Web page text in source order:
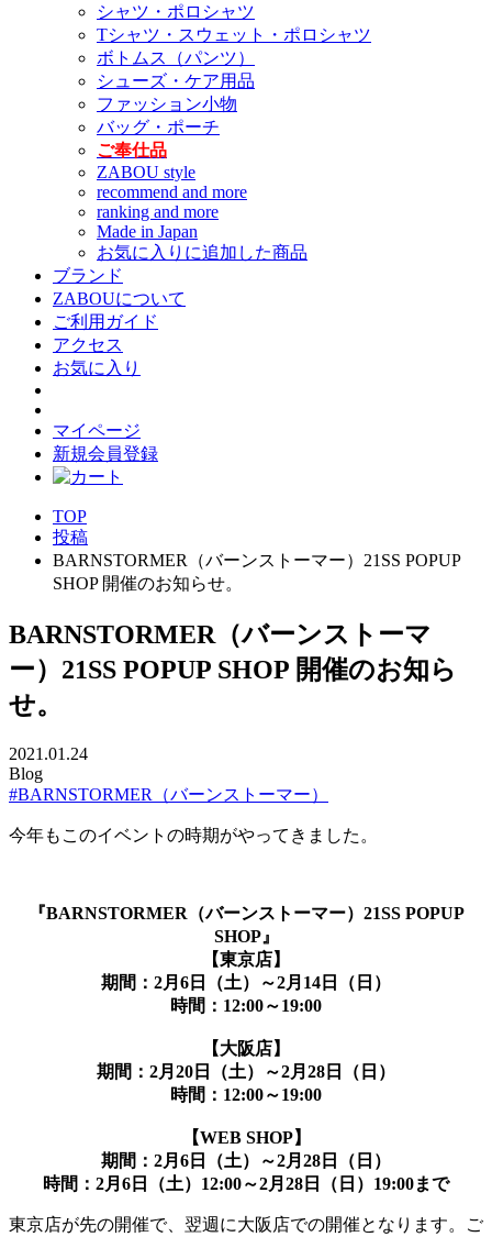
シャツ・ポロシャツ
Tシャツ・スウェット・ポロシャツ
ボトムス（パンツ）
シューズ・ケア用品
ファッション小物
バッグ・ポーチ
ご奉仕品
ZABOU style
recommend and more
ranking and more
Made in Japan
お気に入りに追加した商品
ブランド
ZABOUについて
ご利用ガイド
アクセス
お気に入り
マイページ
新規会員登録
TOP
投稿
BARNSTORMER（バーンストーマー）21SS POPUP
SHOP 開催のお知らせ。
BARNSTORMER（バーンストーマ
ー）21SS POPUP SHOP 開催のお知ら
せ。
2021.01.24
Blog
#BARNSTORMER（バーンストーマー）
今年もこのイベントの時期がやってきました。
『BARNSTORMER（バーンストーマー）21SS POPUP
SHOP』
【東京店】
期間：2月6日（土）～2月14日（日）
時間：12:00～19:00
【大阪店】
期間：2月20日（土）～2月28日（日）
時間：12:00～19:00
【WEB SHOP】
期間：2月6日（土）～2月28日（日）
時間：2月6日（土）12:00～2月28日（日）19:00まで
東京店が先の開催で、翌週に大阪店での開催となります。ご